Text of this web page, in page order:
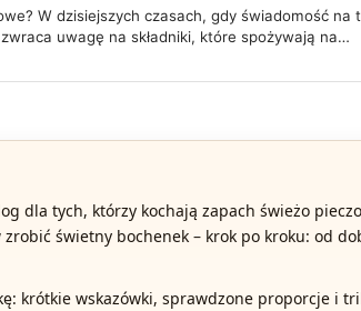
W dzisiejszych czasach, gdy świadomość
uwagę na składniki, które spożywają na…
dla tych, którzy kochają zapach świeżo
zrobić świetny bochenek – krok po kroku: od
krótkie wskazówki, sprawdzone proporcje i